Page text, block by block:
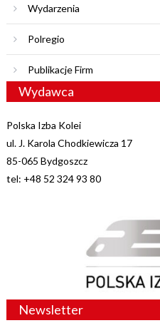
Wydarzenia
Polregio
Publikacje Firm
Wydawca
Polska Izba Kolei
ul. J. Karola Chodkiewicza 17
85-065 Bydgoszcz
tel: +48 52 324 93 80
Newsletter